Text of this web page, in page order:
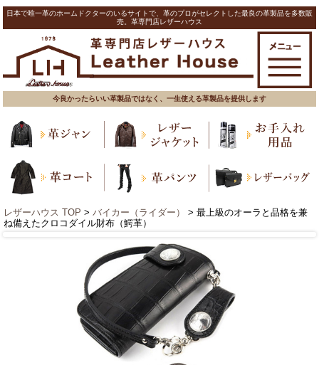
日本で唯一革のホームドクターのいるサイトで、革のプロがセレクトした最良の革製品を多数販
売。革専門店レザーハウス
今良かったらいい革製品ではなく、一生使える革製品を提供します
レザーハウス TOP > バイカー（ライダー）
> 最上級のオーラと品格を兼
ね備えたクロコダイル財布（鰐革）